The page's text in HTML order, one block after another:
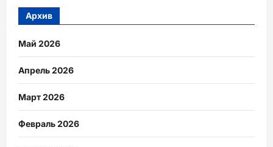
Архив
Май 2026
Апрель 2026
Март 2026
Февраль 2026